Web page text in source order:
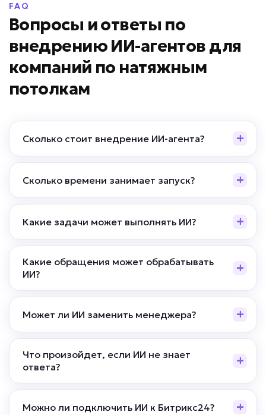
FAQ
Вопросы и ответы по
внедрению ИИ-агентов для
компаний по натяжным
потолкам
Сколько стоит внедрение ИИ-агента?
Сколько времени занимает запуск?
Какие задачи может выполнять ИИ?
Какие обращения может обрабатывать
ИИ?
Может ли ИИ заменить менеджера?
Что произойдет, если ИИ не знает
ответа?
Можно ли подключить ИИ к Битрикс24?